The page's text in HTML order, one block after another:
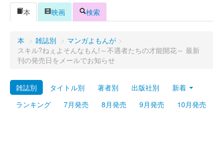
ログイン
購入管理
プレミアム
本
映画 検索
本 > 雑誌別 > マンガよもんが >
スキル?ねぇよそんなもん!～不遇者たちの才能開花～ 最新
刊の発売日をメールでお知らせ
雑誌別 タイトル別 著者別 出版社別
新着
ランキング
7月発売 8月発売 9月発売 10月発売